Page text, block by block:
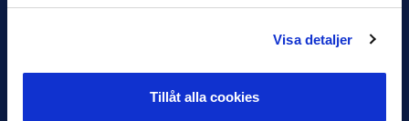
Visa detaljer
Tillåt alla cookies